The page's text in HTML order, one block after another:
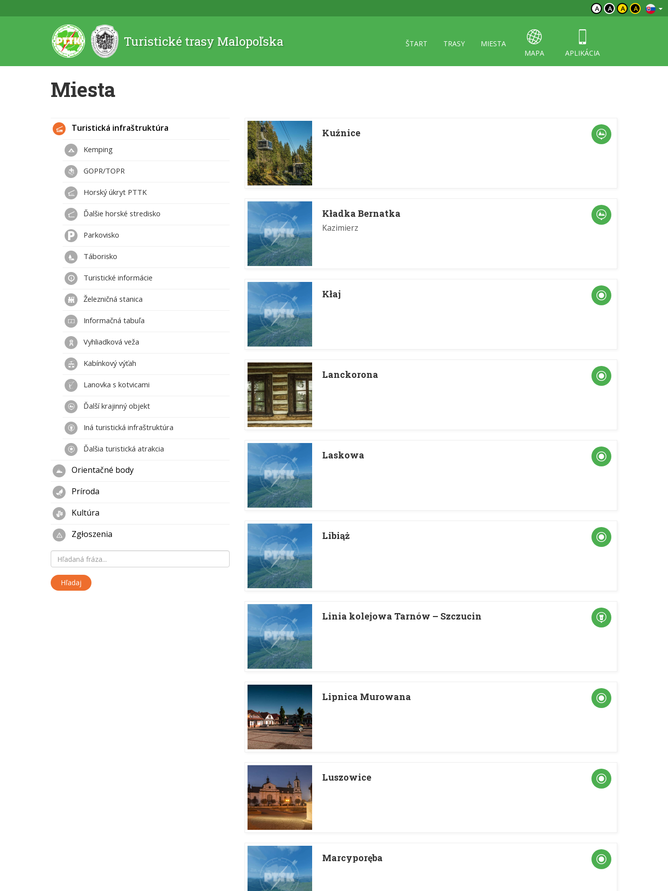
A A A A
Turistické trasy Malopoľska ŠTART TRASY
MIESTA
MAPA
APLIKÁCIA
Miesta
Kuźnice
Kładka Bernatka
Kazimierz
Kłaj
Lanckorona
Laskowa
Libiąż
Linia kolejowa Tarnów – Szczucin
Lipnica Murowana
Luszowice
Marcyporęba
Turistická infraštruktúra
Kemping
GOPR/TOPR
Horský úkryt PTTK
Ďalšie horské stredisko
Parkovisko
Táborisko
Turistické informácie
Železničná stanica
Informačná tabuľa
Vyhliadková veža
Kabínkový výťah
Lanovka s kotvicami
Ďalší krajinný objekt
Iná turistická infraštruktúra
Ďalšia turistická atrakcia
Orientačné body
Príroda
Kultúra
Zgłoszenia